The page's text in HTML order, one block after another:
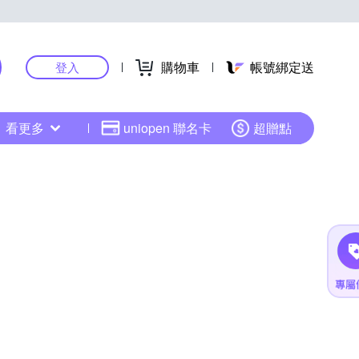
登入 購物車 帳號綁定送
看更多 uniopen 聯名卡 超贈點